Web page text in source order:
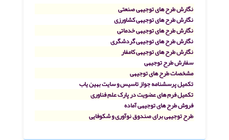
نگارش طرح های توجیهی صنعتی
نگارش طرح های توجیهی کشاورزی
نگارش طرح های توجیهی خدماتی
نگارش طرح های توجیهی گردشگری
نگارش طرح های توجیهی کامفار
سفارش طرح توجیهی
مشخصات طرح های توجیهی
تکمیل پرسشنامه جواز تاسیس و سایت بهین یاب
تکمیل فرم های عضویت در پارک علم فناوری
فروش طرح های توجیهی آماده
طرح توجیهی برای صندوق نوآوری و شکوفایی